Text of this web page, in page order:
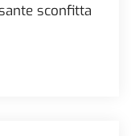
sconfitta